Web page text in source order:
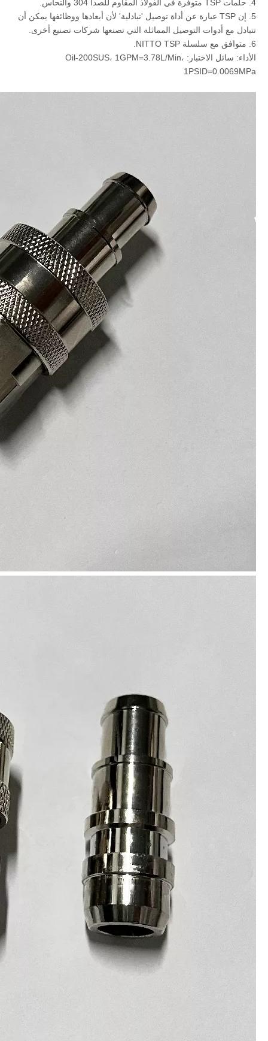
4. حلمات TSP متوفرة في الفولاذ المقاوم للصدأ 304 والنحاس.
5. إن TSP عبارة عن أداة توصيل 'تبادلية' لأن أبعادها ووظائفها يمكن أن
تتبادل مع أدوات التوصيل المماثلة التي تصنعها شركات تصنيع أخرى.
6. متوافق مع سلسلة NITTO TSP.
الأداء: سائل الاختبار: Oil-200SUS، 1GPM=3.78L/Min،
1PSID=0.0069MPa